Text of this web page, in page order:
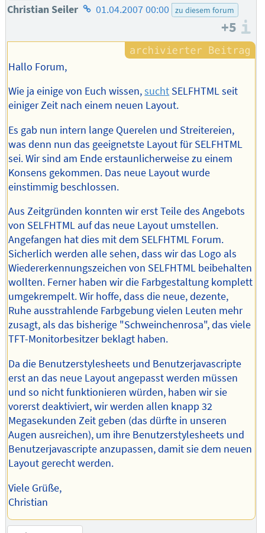
Christian Seiler Homepage
Autors
01.04.2007 00:00 zu diesem forum
+5
Hallo Forum,
Wie ja einige von Euch wissen,sucht SELFHTML seit
einiger Zeit nach einem neuen Layout.
Es gab nun intern lange Querelen und Streitereien,
was denn nun das geeignetste Layout für SELFHTML
sei. Wir sind am Ende erstaunlicherweise zu einem
Konsens gekommen. Das neue Layout wurde
einstimmig beschlossen.
Aus Zeitgründen konnten wir erst Teile des Angebots
von SELFHTML auf das neue Layout umstellen.
Angefangen hat dies mit dem SELFHTML Forum.
Sicherlich werden alle sehen, dass wir das Logo als
Wiedererkennungszeichen von SELFHTML beibehalten
wollten. Ferner haben wir die Farbgestaltung komplett
umgekrempelt. Wir hoffe, dass die neue, dezente,
Ruhe ausstrahlende Farbgebung vielen Leuten mehr
zusagt, als das bisherige "Schweinchenrosa", das viele
TFT-Monitorbesitzer beklagt haben.
Da die Benutzerstylesheets und Benutzerjavascripte
erst an das neue Layout angepasst werden müssen
und so nicht funktionieren würden, haben wir sie
vorerst deaktiviert, wir werden allen knapp 32
Megasekunden Zeit geben (das dürfte in unseren
Augen ausreichen), um ihre Benutzerstylesheets und
Benutzerjavascripte anzupassen, damit sie dem neuen
Layout gerecht werden.
Viele Grüße,
Christian